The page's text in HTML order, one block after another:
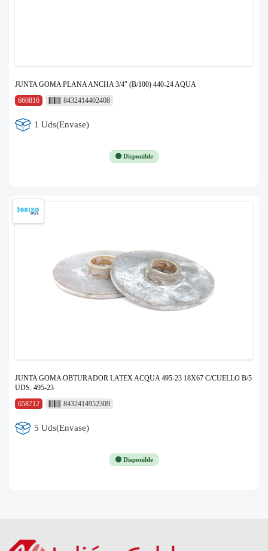
JUNTA GOMA PLANA ANCHA 3/4″ (B/100) 440-24 AQUA
660816
8432414402408
1 Uds(Envase)
🟢 Disponible
JUNTA GOMA OBTURADOR LATEX ACQUA 495-23 18X67 C/CUELLO B/5
UDS. 495-23
658712
8432414952309
5 Uds(Envase)
🟢 Disponible